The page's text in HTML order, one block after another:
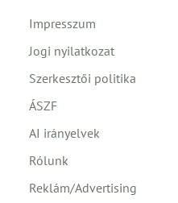
Impresszum
Jogi nyilatkozat
Szerkesztői politika
ÁSZF
AI irányelvek
Rólunk
Reklám/Advertising